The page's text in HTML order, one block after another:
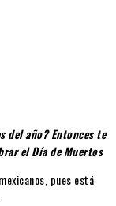
del año? Entonces te
el Día de Muertos
pues está